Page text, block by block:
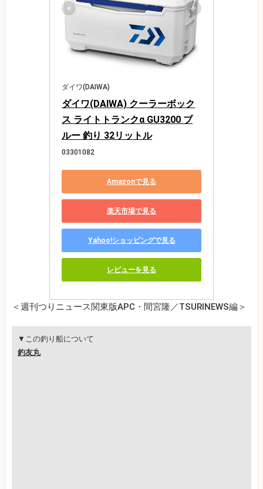
ダイワ(DAIWA)
ダイワ(DAIWA) クーラーボック
ス ライトトランクα GU3200 ブ
ルー 釣り 32リットル
03301082
Amazonで見る
楽天市場で見る
Yahoo!ショッピングで見る
レビューを見る
＜週刊つりニュース関東版APC・間宮隆／TSURINEWS編＞
▼この釣り船について
釣友丸